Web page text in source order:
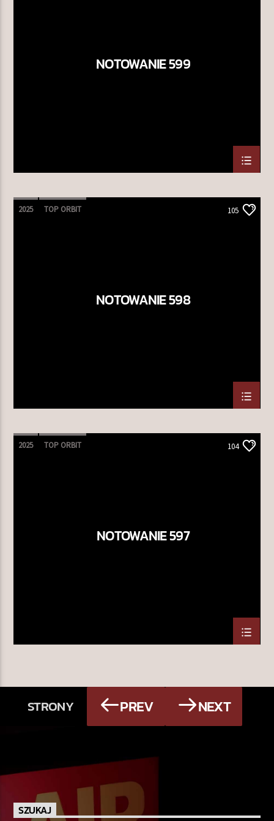
NOTOWANIE 599
2025 TOP ORBIT 105
NOTOWANIE 598
2025 TOP ORBIT 104
NOTOWANIE 597
STRONY PREV NEXT
SZUKAJ